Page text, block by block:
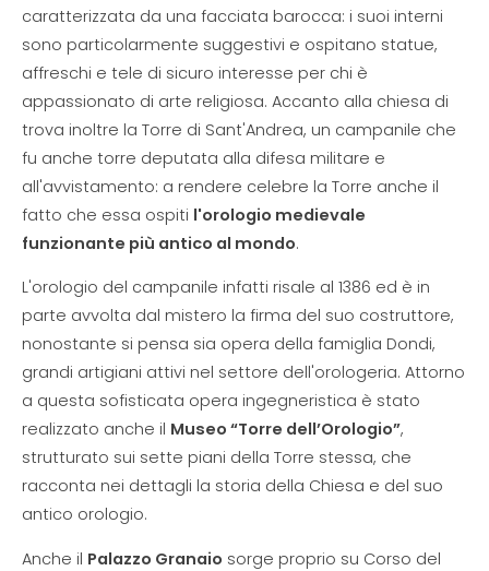
caratterizzata da una facciata barocca: i suoi interni
sono particolarmente suggestivi e ospitano statue,
affreschi e tele di sicuro interesse per chi è
appassionato di arte religiosa. Accanto alla chiesa di
trova inoltre la Torre di Sant'Andrea, un campanile che
fu anche torre deputata alla difesa militare e
all'avvistamento: a rendere celebre la Torre anche il
fatto che essa ospiti l'orologio medievale
funzionante più antico al mondo.
L'orologio del campanile infatti risale al 1386 ed è in
parte avvolta dal mistero la firma del suo costruttore,
nonostante si pensa sia opera della famiglia Dondi,
grandi artigiani attivi nel settore dell'orologeria. Attorno
a questa sofisticata opera ingegneristica è stato
realizzato anche il Museo “Torre dell’Orologio”,
strutturato sui sette piani della Torre stessa, che
racconta nei dettagli la storia della Chiesa e del suo
antico orologio.
Anche il Palazzo Granaio sorge proprio su Corso del